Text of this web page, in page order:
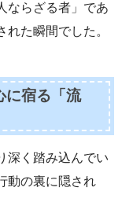
ならざる者」であ
た瞬間でした。
に宿る「流
深く踏み込んでい
動の裏に隠され